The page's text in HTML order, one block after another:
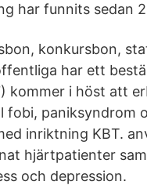
har funnits sedan
konkursbon,
har ett
kommer i höst att
paniksyndrom
inriktning KBT.
hjärtpatienter
och depression.